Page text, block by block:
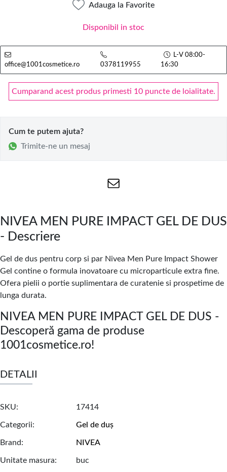
Adauga la Favorite
Disponibil in stoc
office@1001cosmetice.ro 0378119955
L-V 08:00-
16:30
Cumparand acest produs primesti 10 puncte de loialitate.
Cum te putem ajuta?
Trimite-ne un mesaj
NIVEA MEN PURE IMPACT GEL DE DUS
- Descriere
Gel de dus pentru corp si par Nivea Men Pure Impact Shower
Gel contine o formula inovatoare cu microparticule extra fine.
Ofera pielii o portie suplimentara de curatenie si prospetime de
lunga durata.
NIVEA MEN PURE IMPACT GEL DE DUS -
Descoperă gama de produse
1001cosmetice.ro!
DETALII
SKU 17414
Categorii Gel de duș
Brand NIVEA
Unitate masura buc